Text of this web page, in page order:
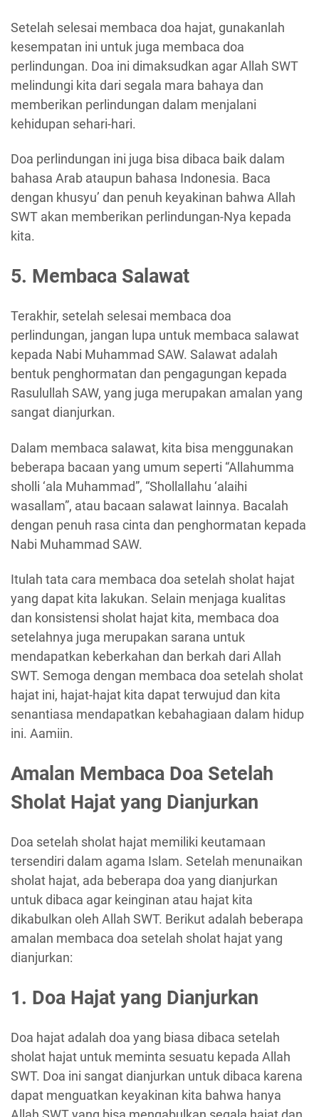
Setelah selesai membaca doa hajat, gunakanlah
kesempatan ini untuk juga membaca doa
perlindungan. Doa ini dimaksudkan agar Allah SWT
melindungi kita dari segala mara bahaya dan
memberikan perlindungan dalam menjalani
kehidupan sehari-hari.
Doa perlindungan ini juga bisa dibaca baik dalam
bahasa Arab ataupun bahasa Indonesia. Baca
dengan khusyu’ dan penuh keyakinan bahwa Allah
SWT akan memberikan perlindungan-Nya kepada
kita.
5. Membaca Salawat
Terakhir, setelah selesai membaca doa
perlindungan, jangan lupa untuk membaca salawat
kepada Nabi Muhammad SAW. Salawat adalah
bentuk penghormatan dan pengagungan kepada
Rasulullah SAW, yang juga merupakan amalan yang
sangat dianjurkan.
Dalam membaca salawat, kita bisa menggunakan
beberapa bacaan yang umum seperti “Allahumma
sholli ‘ala Muhammad”, “Shollallahu ‘alaihi
wasallam”, atau bacaan salawat lainnya. Bacalah
dengan penuh rasa cinta dan penghormatan kepada
Nabi Muhammad SAW.
Itulah tata cara membaca doa setelah sholat hajat
yang dapat kita lakukan. Selain menjaga kualitas
dan konsistensi sholat hajat kita, membaca doa
setelahnya juga merupakan sarana untuk
mendapatkan keberkahan dan berkah dari Allah
SWT. Semoga dengan membaca doa setelah sholat
hajat ini, hajat-hajat kita dapat terwujud dan kita
senantiasa mendapatkan kebahagiaan dalam hidup
ini. Aamiin.
Amalan Membaca Doa Setelah
Sholat Hajat yang Dianjurkan
Doa setelah sholat hajat memiliki keutamaan
tersendiri dalam agama Islam. Setelah menunaikan
sholat hajat, ada beberapa doa yang dianjurkan
untuk dibaca agar keinginan atau hajat kita
dikabulkan oleh Allah SWT. Berikut adalah beberapa
amalan membaca doa setelah sholat hajat yang
dianjurkan:
1. Doa Hajat yang Dianjurkan
Doa hajat adalah doa yang biasa dibaca setelah
sholat hajat untuk meminta sesuatu kepada Allah
SWT. Doa ini sangat dianjurkan untuk dibaca karena
dapat menguatkan keyakinan kita bahwa hanya